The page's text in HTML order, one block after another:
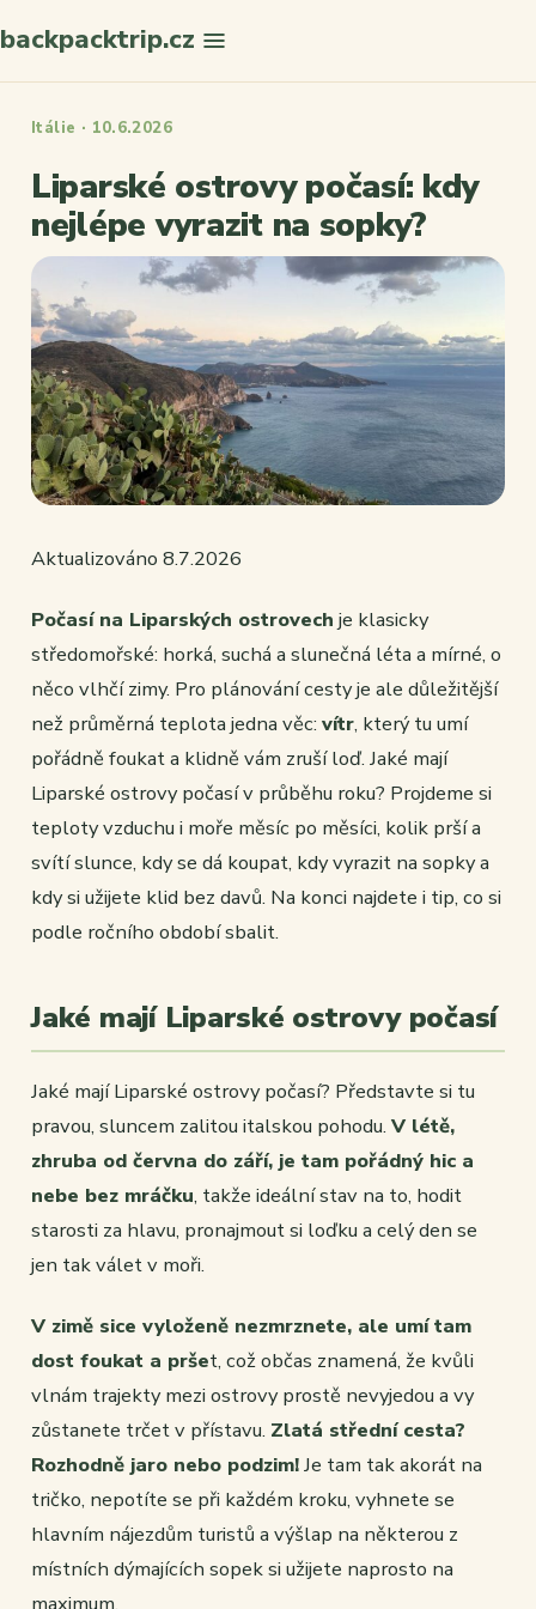
backpacktrip.cz
Itálie · 10.6.2026
Liparské ostrovy počasí: kdy
nejlépe vyrazit na sopky?
Aktualizováno 8.7.2026
Počasí na Liparských ostrovech je klasicky
středomořské: horká, suchá a slunečná léta a mírné, o
něco vlhčí zimy. Pro plánování cesty je ale důležitější
než průměrná teplota jedna věc: vítr, který tu umí
pořádně foukat a klidně vám zruší loď. Jaké mají
Liparské ostrovy počasí v průběhu roku? Projdeme si
teploty vzduchu i moře měsíc po měsíci, kolik prší a
svítí slunce, kdy se dá koupat, kdy vyrazit na sopky a
kdy si užijete klid bez davů. Na konci najdete i tip, co si
podle ročního období sbalit.
Jaké mají Liparské ostrovy počasí
Jaké mají Liparské ostrovy počasí? Představte si tu
pravou, sluncem zalitou italskou pohodu. V létě,
zhruba od června do září, je tam pořádný hic a
nebe bez mráčku, takže ideální stav na to, hodit
starosti za hlavu, pronajmout si loďku a celý den se
jen tak válet v moři.
V zimě sice vyloženě nezmrznete, ale umí tam
dost foukat a pršet, což občas znamená, že kvůli
vlnám trajekty mezi ostrovy prostě nevyjedou a vy
zůstanete trčet v přístavu. Zlatá střední cesta?
Rozhodně jaro nebo podzim!Je tam tak akorát na
tričko, nepotíte se při každém kroku, vyhnete se
hlavním nájezdům turistů a výšlap na některou z
místních dýmajících sopek si užijete naprosto na